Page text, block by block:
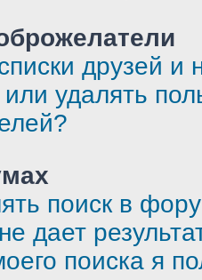
друзей и
удалять
поиск в
дает
поиска я